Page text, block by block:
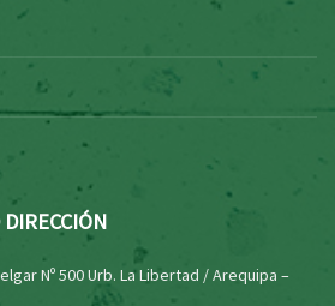
Nº 500 Urb. La Libertad / Arequipa –